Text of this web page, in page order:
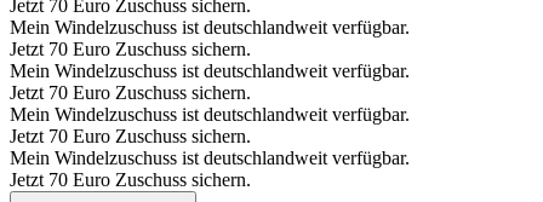
Jetzt 70 Euro Zuschuss sichern.
Mein Windelzuschuss ist deutschlandweit verfügbar.
Jetzt 70 Euro Zuschuss sichern.
Mein Windelzuschuss ist deutschlandweit verfügbar.
Jetzt 70 Euro Zuschuss sichern.
Mein Windelzuschuss ist deutschlandweit verfügbar.
Jetzt 70 Euro Zuschuss sichern.
Mein Windelzuschuss ist deutschlandweit verfügbar.
Jetzt 70 Euro Zuschuss sichern.